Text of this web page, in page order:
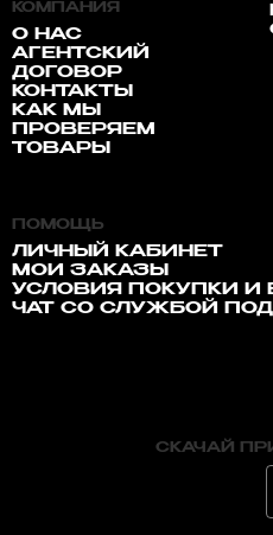
КОМПАНИЯ
О НАС
АГЕНТСКИЙ
ДОГОВОР
КОНТАКТЫ
КАК МЫ
ПРОВЕРЯЕМ
ТОВАРЫ
ПОМОЩЬ
ЛИЧНЫЙ КАБИНЕТ
МОИ ЗАКАЗЫ
УСЛОВИЯ ПОКУПКИ И
ЧАТ СО СЛУЖБОЙ
СКАЧАЙ